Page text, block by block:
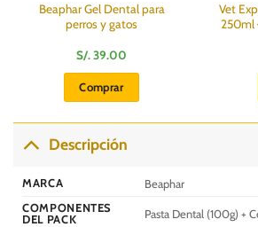
Beaphar Gel Dental para
perros y gatos
S/.39.00
Comprar
Vet
250ml
Descripción
MARCA
Beaphar
COMPONENTES
DEL PACK
Pasta Dental (100g) +